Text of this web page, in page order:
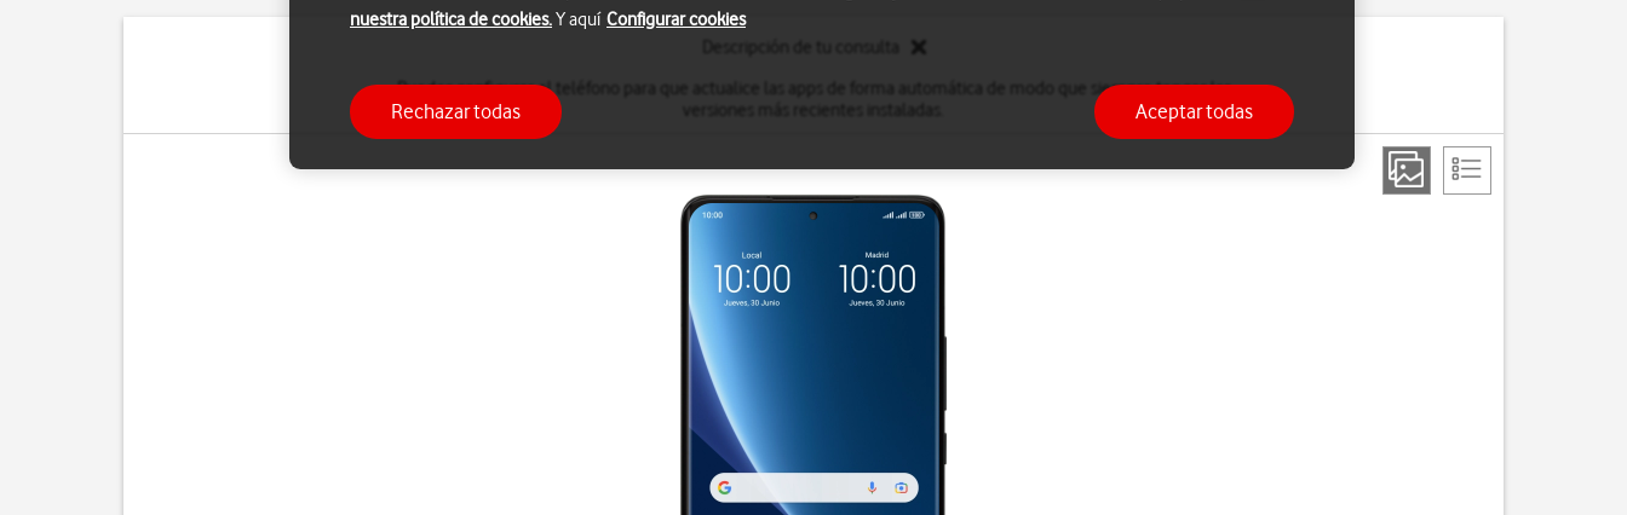
Puedes configurar el teléfono para que actualice las apps de forma automática de modo que siempre tengas las
nuestra política de cookies.Y aquí Configurar cookies
Rechazar todas Aceptar todas